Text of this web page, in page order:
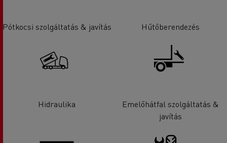
Pótkocsi szolgáltatás & javítás Hűtőberendezés
Hidraulika
Emelőhátfal szolgáltatás &
javítás